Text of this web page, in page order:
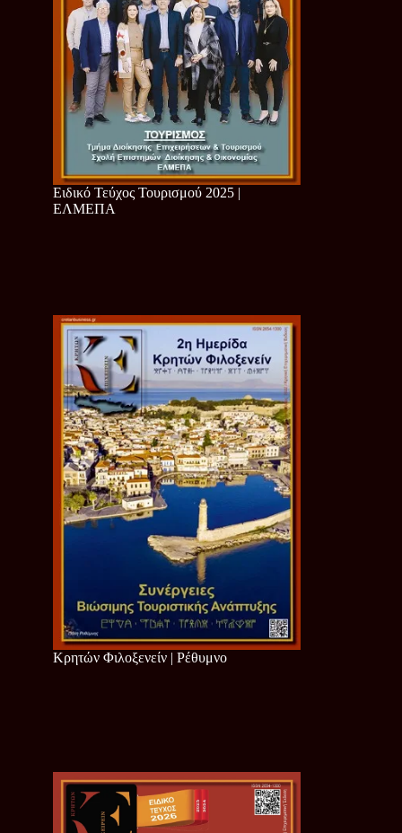
Ειδικό Τεύχος Τουρισμού 2025 |
ΕΛΜΕΠΑ
Κρητών Φιλοξενείν | Ρέθυμνο